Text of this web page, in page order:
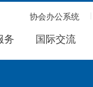
协会办公系统
务 国际交流